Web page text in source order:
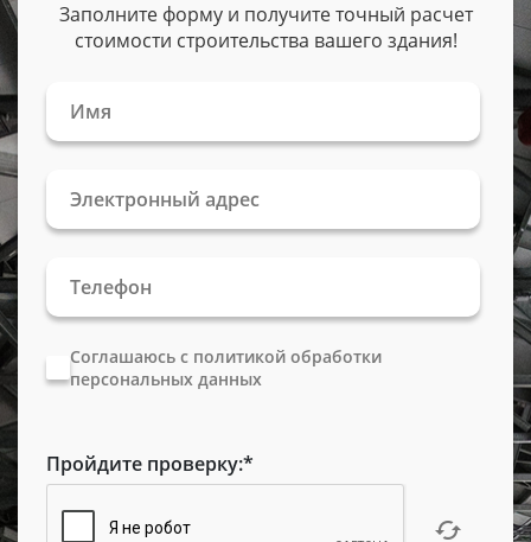
Заполните форму и получите точный расчет
стоимости строительства вашего здания!
Соглашаюсь с политикой обработки
персональных данных
Пройдите проверку:*